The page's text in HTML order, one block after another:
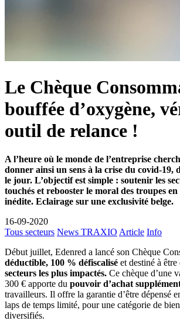
Le Chèque
bouffée d’oxygène,
outil de relance !
A l’heure où le monde de l’entreprise
donner ainsi un sens à la crise du covid-19,
le jour. L’objectif est simple : soutenir les
touchés et rebooster le moral des troupes
inédite. Eclairage sur une exclusivité belge.
16-09-2020
Tous secteurs News TRAXIO Article Info
Début juillet, Edenred a lancé son Chèque
déductible, 100 % défiscalisé et destiné à être
secteurs les plus impactés. Ce chèque d’une
300 € apporte du pouvoir d’achat
travailleurs. Il offre la garantie d’être dépensé
laps de temps limité, pour une catégorie de
diversifiés.